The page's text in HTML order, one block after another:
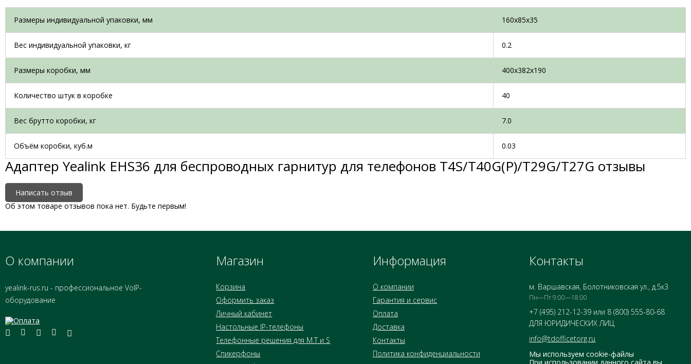
Размеры индивидуальной упаковки, мм 160x85x35
Вес индивидуальной упаковки, кг 0.2
Размеры коробки, мм 400x382x190
Количество штук в коробке 40
Вес брутто коробки, кг 7.0
Объём коробки, куб.м 0.03
Адаптер Yealink EHS36 для беспроводных гарнитур для телефонов T4S/T40G(P)/T29G/T27G отзывы
Написать отзыв
Об этом товаре отзывов пока нет. Будьте первым!
О компании
yealink-rus.ru - профессиональное VoIP-
оборудование
Магазин
Корзина
Оформить заказ
Личный кабинет
Настольные IP-телефоны
Телефонные решения для M.T и S
Спикерфоны
Информация
О компании
Гарантия и сервис
Оплата
Доставка
Контакты
Политика конфиденциальности
Контакты
м. Варшавская, Болотниковская ул., д.5к3
Пн—Пт 9:00—18:00
+7 (495) 212-12-39 или 8 (800) 555-80-68
ДЛЯ ЮРИДИЧЕСКИХ ЛИЦ
info@tdofficetorg.ru
Мы используем cookie-файлы